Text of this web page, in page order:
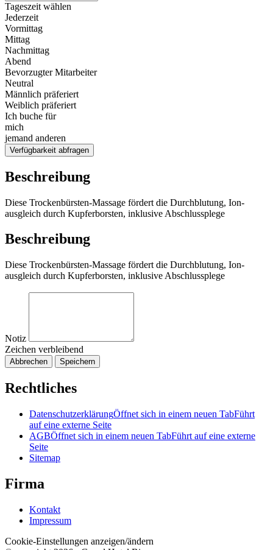
Tageszeit wählen
Jederzeit
Vormittag
Mittag
Nachmittag
Abend
Bevorzugter Mitarbeiter
Neutral
Männlich präferiert
Weiblich präferiert
Ich buche für
mich
jemand anderen
Verfügbarkeit abfragen
Beschreibung
Diese Trockenbürsten-Massage fördert die Durchblutung, Ion-
ausgleich durch Kupferborsten, inklusive Abschlussplege
Beschreibung
Diese Trockenbürsten-Massage fördert die Durchblutung, Ion-
ausgleich durch Kupferborsten, inklusive Abschlussplege
Notiz
Zeichen verbleibend
Abbrechen Speichern
Rechtliches
DatenschutzerklärungÖffnet sich in einem neuen TabFührt
auf eine externe Seite
AGBÖffnet sich in einem neuen TabFührt auf eine externe
Seite
Sitemap
Firma
Kontakt
Impressum
Cookie-Einstellungen anzeigen/ändern